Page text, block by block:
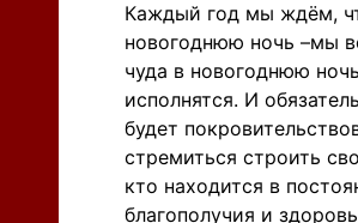
Каждый год мы ждём,
новогоднюю ночь –мы
чуда в новогоднюю
исполнятся. И
будет
стремиться строить
кто находится в
благополучия и